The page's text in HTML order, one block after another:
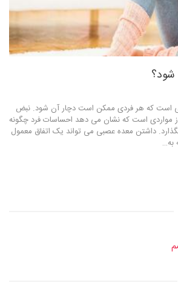
است که هر فردی ممکن است دچار آن شود. نبض
مواردی است که نشان می دهد احساسات فرد چگونه
داشتن معده عصبی می تواند یک اتفاق معمول
به…